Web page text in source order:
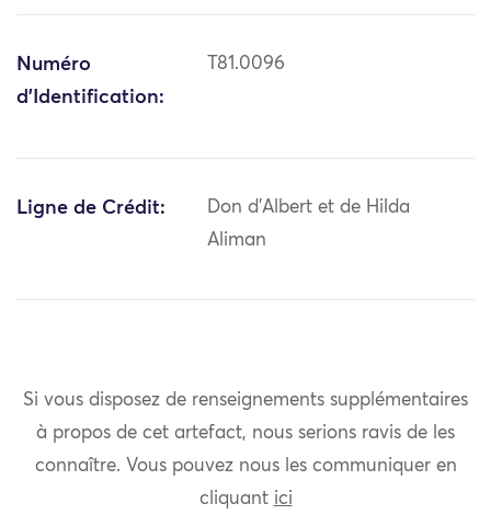
Numéro
d'Identification:
T81.0096
Ligne de Crédit:
Don d'Albert et de Hilda
Aliman
Si vous disposez de renseignements supplémentaires
à propos de cet artefact, nous serions ravis de les
connaître. Vous pouvez nous les communiquer en
cliquant ici